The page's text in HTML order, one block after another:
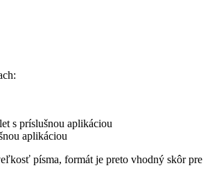
s príslušnou aplikáciou
aplikáciou
písma, formát je preto vhodný skôr pre